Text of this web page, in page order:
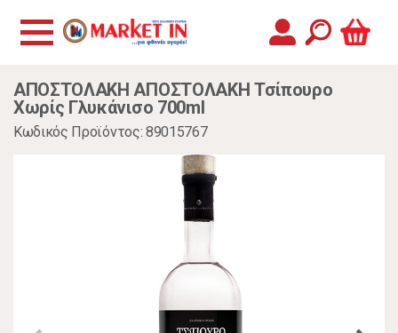
ΑΠΟΣΤΟΛΑΚΗ ΑΠΟΣΤΟΛΑΚΗ Τσίπουρο
Χωρίς Γλυκάνισο 700ml
Κωδικός Προϊόντος: 89015767